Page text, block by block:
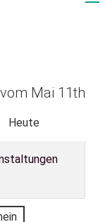
Mai 11th
Heute